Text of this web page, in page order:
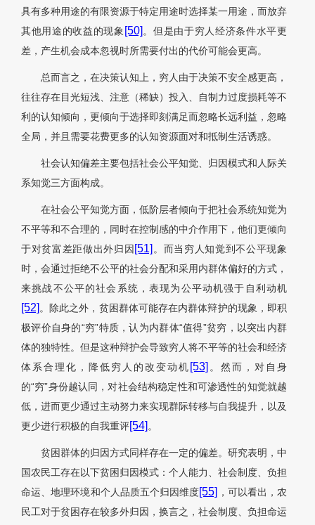
具有多种用途的有限资源于特定用途时选择某一用途，而放弃
其他用途的收益的现象 [50]。但是由于穷人经济条件水平更
差，产生机会成本忽视时所需要付出的代价可能会更高。
总而言之，在决策认知上，穷人由于决策不安全感更高，
往往存在目光短浅、注意（稀缺）投入、自制力过度损耗等不
利的认知倾向，更倾向于选择即刻满足而忽略长远利益，忽略
全局，并且需要花费更多的认知资源面对和抵制生活诱惑。
社会认知偏差主要包括社会公平知觉、归因模式和人际关
系知觉三方面构成。
在社会公平知觉方面，低阶层者倾向于把社会系统知觉为
不平等和不合理的，同时在控制感的中介作用下，他们更倾向
于对贫富差距做出外归因 [51] 。而当穷人知觉到不公平现象
时，会通过拒绝不公平的社会分配和采用内群体偏好的方式，
来挑战不公平的社会系统，表现为公平动机强于自利动机
[52]。除此之外，贫困群体可能存在内群体辩护的现象，即积
极评价自身的“穷”特质，认为内群体“值得”贫穷，以突出内群
体的独特性。但是这种辩护会导致穷人将不平等的社会和经济
体系合理化，降低穷人的改变动机 [53] 。然而，对自身
的“穷”身份越认同，对社会结构稳定性和可渗透性的知觉就越
低，进而更少通过主动努力来实现群际转移与自我提升，以及
更少进行积极的自我重评[54]。
贫困群体的归因方式同样存在一定的偏差。研究表明，中
国农民工存在以下贫困归因模式：个人能力、社会制度、负担
命运、地理环境和个人品质五个归因维度[55] ，可以看出，农
民工对于贫困存在较多外归因，换言之，社会制度、负担命运